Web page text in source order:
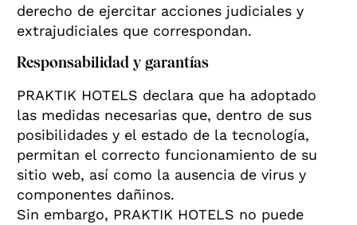
derecho de ejercitar acciones judiciales y
extrajudiciales que correspondan.
Responsabilidad y garantías
PRAKTIK HOTELS declara que ha adoptado
las medidas necesarias que, dentro de sus
posibilidades y el estado de la tecnología,
permitan el correcto funcionamiento de su
sitio web, así como la ausencia de virus y
componentes dañinos.
Sin embargo, PRAKTIK HOTELS no puede